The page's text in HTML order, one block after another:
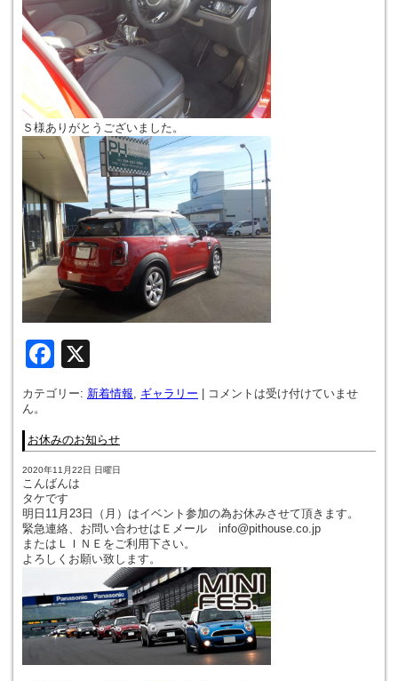
Ｓ様ありがとうございました。
Facebook
カテゴリー: 新着情報 ギャラリー | コメントは受け付けていませ
ん。
お休みのお知らせ
2020年11月22日 日曜日
こんばんは
タケです
明日11月23日（月）はイベント参加の為お休みさせて頂きます。
緊急連絡、お問い合わせはＥメール info@pithouse.co.jp
またはＬＩＮＥをご利用下さい。
よろしくお願い致します。